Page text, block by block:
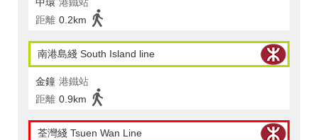
中環 港鐵站
距離 0.2km
南港島綫 South Island line
金鐘 港鐵站
距離 0.9km
荃灣綫 Tsuen Wan Line